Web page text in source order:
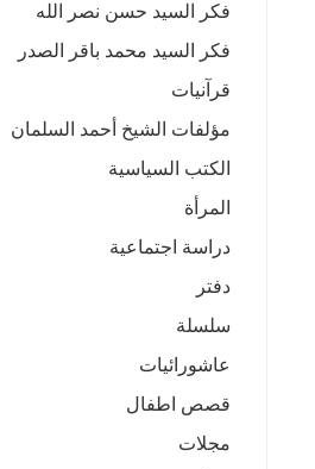
فكر السيد حسن نصر الله
فكر السيد محمد باقر الصدر
قرآنيات
مؤلفات الشيخ أحمد السلمان
الكتب السياسية
المرأة
دراسة اجتماعية
دفتر
سلسلة
عاشورائيات
قصص اطفال
مجلات